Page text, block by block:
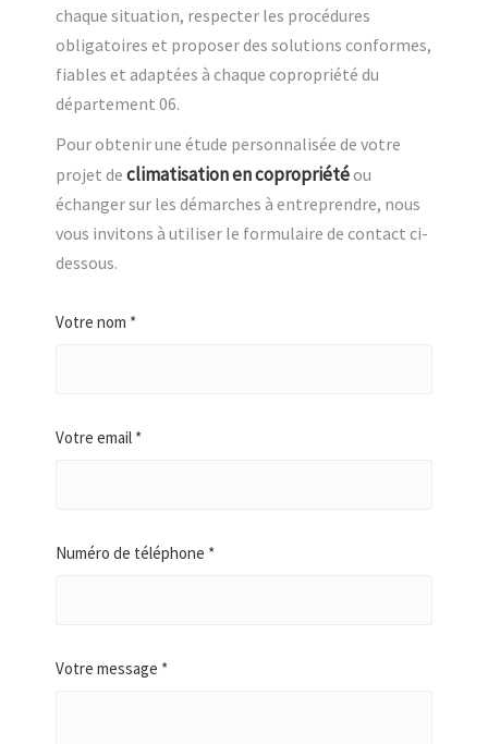
chaque situation, respecter les procédures
obligatoires et proposer des solutions conformes,
fiables et adaptées à chaque copropriété du
département 06.
Pour obtenir une étude personnalisée de votre
projet de climatisation en copropriétéou
échanger sur les démarches à entreprendre, nous
vous invitons à utiliser le formulaire de contact ci-
dessous.
Votre nom *
Votre email *
Numéro de téléphone *
Votre message *